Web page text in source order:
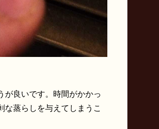
良いです。時間がかかっ
蒸らしを与えてしまうこ